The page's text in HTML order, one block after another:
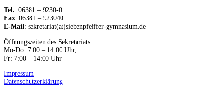
Tel.: 06381 – 9230-0
Fax: 06381 – 923040
E-Mail: sekretariat(at)siebenpfeiffer-gymnasium.de
Öffnungszeiten des Sekretariats:
Mo-Do: 7:00 – 14:00 Uhr,
Fr: 7:00 – 14:00 Uhr
Impressum
Datenschutzerklärung